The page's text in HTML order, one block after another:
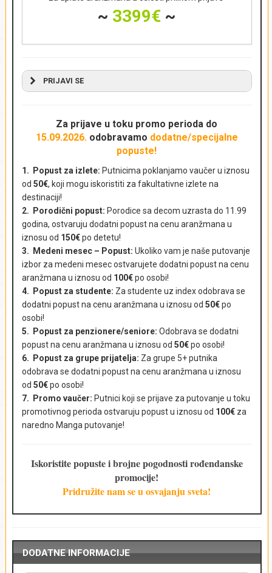
~ 3399€ ~
PRIJAVI SE
AKTUELNA PUTOVANJA
Ime i prezime
Država*
Kontakt telefon *
E-mail adresa*
Broj putnika i uzrast*
Komentar
Za prijave u toku promo perioda do
15.09.2026. odobravamo dodatne/specijalne
popuste!
1. Popust za izlete: Putnicima poklanjamo vaučer u iznosu
od 50€, koji mogu iskoristiti za fakultativne izlete na
destinaciji!
2. Porodični popust: Porodice sa decom uzrasta do 11.99
godina, ostvaruju dodatni popust na cenu aranžmana u
iznosu od 150€po detetu!
3. Medeni mesec – Popust: Ukoliko vam je naše putovanje
izbor za medeni mesec ostvarujete dodatni popust na cenu
aranžmana u iznosu od 100€po osobi!
4. Popust za studente: Za studente uz index odobrava se
dodatni popust na cenu aranžmana u iznosu od 50€po
osobi!
5. Popust za penzionere/seniore: Odobrava se dodatni
popust na cenu aranžmana u iznosu od 50€po osobi!
6. Popust za grupe prijatelja: Za grupe 5+ putnika
odobrava se dodatni popust na cenu aranžmana u iznosu
od 50€po osobi!
7. Promo vaučer: Putnici koji se prijave za putovanje u toku
promotivnog perioda ostvaruju popust u iznosu od 100€za
naredno Manga putovanje!
Iskoristite popuste i brojne pogodnosti rođendanske
promocije!
Pridružite nam se u osvajanju sveta!
DODATNE INFORMACIJE